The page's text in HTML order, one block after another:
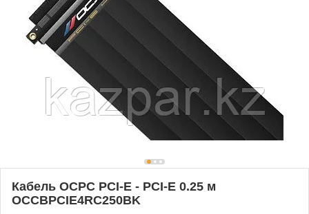
Кабель OCPC PCI-E - PCI-E 0.25 м
OCCBPCIE4RC250BK